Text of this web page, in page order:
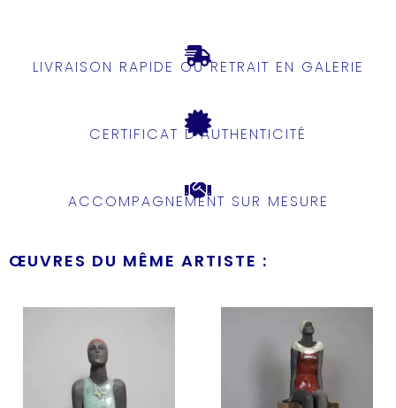
LIVRAISON RAPIDE OU RETRAIT EN GALERIE
CERTIFICAT D'AUTHENTICITÉ
ACCOMPAGNEMENT SUR MESURE
ŒUVRES DU MÊME ARTISTE :